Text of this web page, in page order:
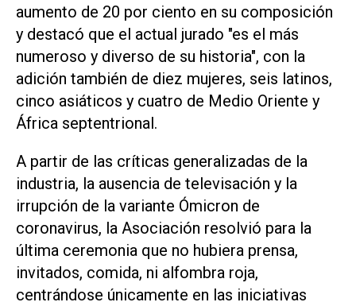
aumento de 20 por ciento en su composición
y destacó que el actual jurado "es el más
numeroso y diverso de su historia", con la
adición también de diez mujeres, seis latinos,
cinco asiáticos y cuatro de Medio Oriente y
África septentrional.
A partir de las críticas generalizadas de la
industria, la ausencia de televisación y la
irrupción de la variante Ómicron de
coronavirus, la Asociación resolvió para la
última ceremonia que no hubiera prensa,
invitados, comida, ni alfombra roja,
centrándose únicamente en las iniciativas